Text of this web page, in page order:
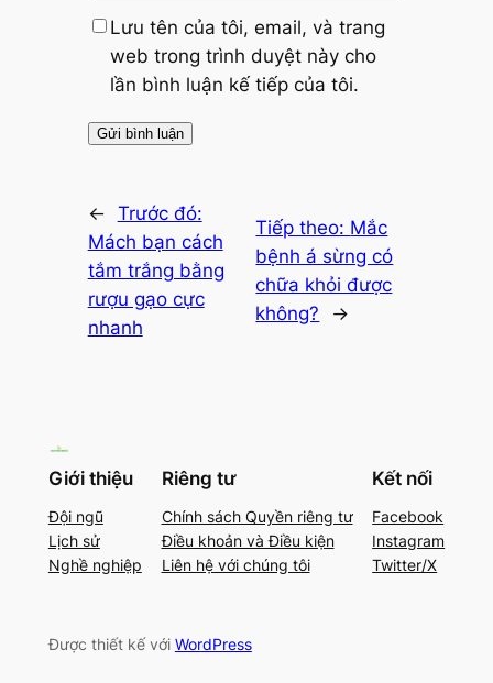
Lưu tên của tôi, email, và trang
web trong trình duyệt này cho
lần bình luận kế tiếp của tôi.
← Trước đó:
Mách bạn cách
tắm trắng bằng
rượu gạo cực
nhanh
Tiếp theo: Mắc
bệnh á sừng có
chữa khỏi được
không?
→
Giới thiệu
Đội ngũ
Lịch sử
Nghề nghiệp
Riêng tư
Chính sách Quyền riêng tư
Điều khoản và Điều kiện
Liên hệ với chúng tôi
Kết nối
Facebook
Instagram
Twitter/X
Được thiết kế với WordPress